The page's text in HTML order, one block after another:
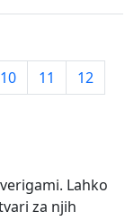
10 11
12
Lahko
za njih